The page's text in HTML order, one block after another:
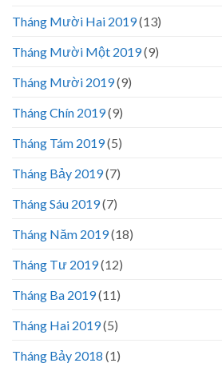
Tháng Mười Hai 2019(13)
Tháng Mười Một 2019(9)
Tháng Mười 2019(9)
Tháng Chín 2019(9)
Tháng Tám 2019(5)
Tháng Bảy 2019(7)
Tháng Sáu 2019(7)
Tháng Năm 2019(18)
Tháng Tư 2019(12)
Tháng Ba 2019(11)
Tháng Hai 2019(5)
Tháng Bảy 2018 (1)